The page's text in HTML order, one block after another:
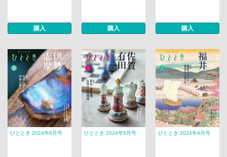
購入 購入 購入
ひととき 2024年6月号 ひととき 2024年5月号 ひととき 2024年4月号